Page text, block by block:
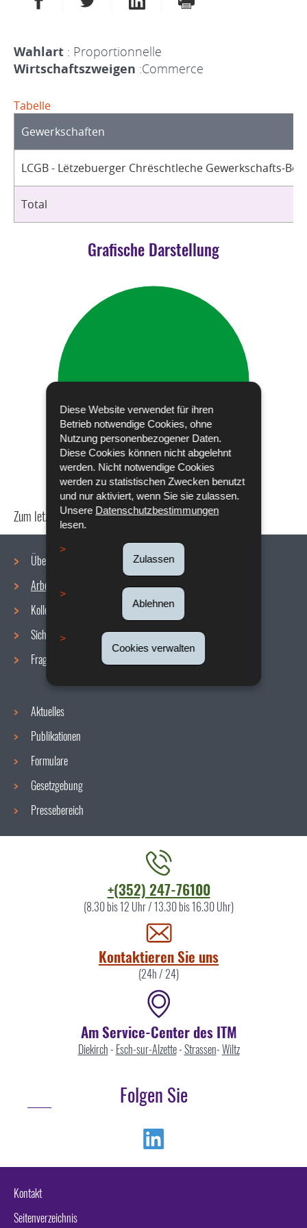
Diese Website verwendet für ihren
Betrieb notwendige Cookies, ohne
Nutzung personenbezogener Daten.
Diese Cookies können nicht abgelehnt
werden. Nicht notwendige Cookies
werden zu statistischen Zwecken benutzt
und nur aktiviert, wenn Sie sie zulassen.
Unsere Datenschutzbestimmungen
lesen.
Zulassen
Ablehnen
Cookies verwalten
Wahlart : Proportionnelle
Wirtschaftszweigen :Commerce
Tabelle
Gewerkschaften
LCGB - Lëtzebuerger Chrëschtleche Gewerkschafts-
Total
Grafische Darstellung
Zum letzten Mal aktualisiert am18/12/2019
Navigationsmenü
Über uns
Arbeitsbedingungen
Kollektive Vereinbarungen
Sicherheit/Gesundheit am Arbeitsplatz
Fragen / Antworten
Aktuelles
Publikationen
Formulare
Gesetzgebung
Pressebereich
+(352) 247-76100
(8.30 bis 12 Uhr / 13.30 bis 16.30 Uhr)
Kontaktieren Sie uns
(24h / 24)
Am Service-Center des ITM
Diekirch- Esch-sur-Alzette-Strassen-Wiltz
Folgen Sie
Kontakt
Seitenverzeichnis